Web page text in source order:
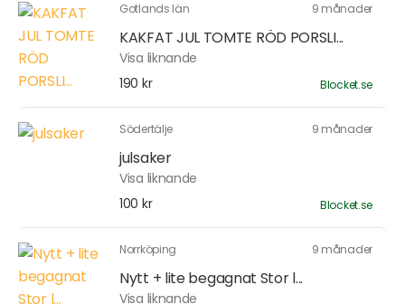
Gotlands län 9 månader
KAKFAT JUL TOMTE RÖD PORSLI...
Visa liknande
190 kr
Blocket.se
Södertälje 9 månader
julsaker
Visa liknande
100 kr
Blocket.se
Norrköping 9 månader
Nytt + lite begagnat Stor l...
Visa liknande